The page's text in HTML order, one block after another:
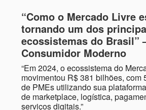
“Como o Mercado Livre
tornando um dos
ecossistemas do Brasil”
Consumidor Moderno
“Em 2024, o ecossistema do
movimentou R$ 381 bilhões, com
de PMEs utilizando sua
de marketplace, logística,
serviços digitais.”